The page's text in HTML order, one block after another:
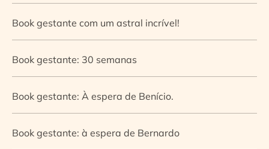
Book gestante com um astral incrível!
Book gestante: 30 semanas
Book gestante: À espera de Benício.
Book gestante: à espera de Bernardo